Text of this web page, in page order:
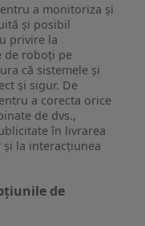
a monitoriza și
și posibil
privire la
de roboți pe
că sistemele și
și sigur. De
a corecta orice
de dvs.,
în livrarea
la interacțiunea
de